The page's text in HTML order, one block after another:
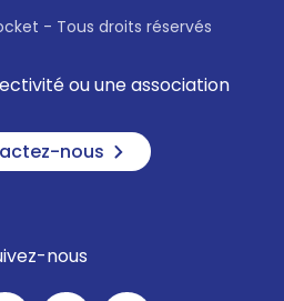
- Tous droits réservés
ou une association
nous
nous